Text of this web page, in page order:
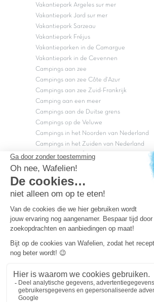
Vakantiepark Argeles sur mer
Vakantiepark Jard sur mer
Vakantiepark Sarzeau
Vakantiepark Fréjus
Vakantieparken in de Camargue
Vakantiepark in de Cevennen
Campings aan zee
Campings aan zee Côte d'Azur
Campings aan zee Zuid-Frankrijk
Camping aan een meer
Campings aan de Duitse grens
Campings op de Veluwe
Campings in het Noorden van Nederland
Campings in het Zuiden van Nederland
Copyright Capfun 2026 ©
Bij Capfun solliciteren
Veelgestelde vragen
Dutchbox Vakantiepark
Superdeals
Capfun in de media
Carabouille.nl
Wettelijke bepalingen
Algemene reisvoorwaarden
Persvragen? mailpersvragen@capfun.com
Powered by ICS